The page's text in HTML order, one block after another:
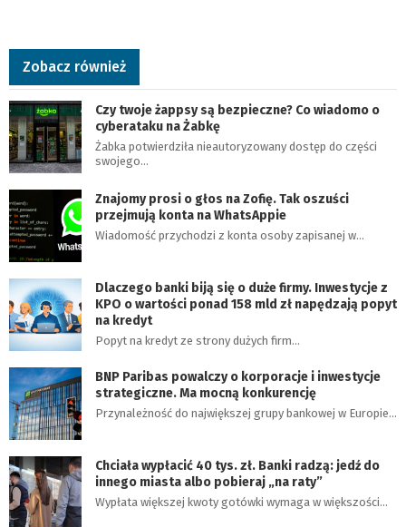
Zobacz również
Czy twoje żappsy są bezpieczne? Co wiadomo o
cyberataku na Żabkę
Żabka potwierdziła nieautoryzowany dostęp do części
swojego…
Znajomy prosi o głos na Zofię. Tak oszuści
przejmują konta na WhatsAppie
Wiadomość przychodzi z konta osoby zapisanej w…
Dlaczego banki biją się o duże firmy. Inwestycje z
KPO o wartości ponad 158 mld zł napędzają popyt
na kredyt
Popyt na kredyt ze strony dużych firm…
BNP Paribas powalczy o korporacje i inwestycje
strategiczne. Ma mocną konkurencję
Przynależność do największej grupy bankowej w Europie…
Chciała wypłacić 40 tys. zł. Banki radzą: jedź do
innego miasta albo pobieraj „na raty”
Wypłata większej kwoty gotówki wymaga w większości…